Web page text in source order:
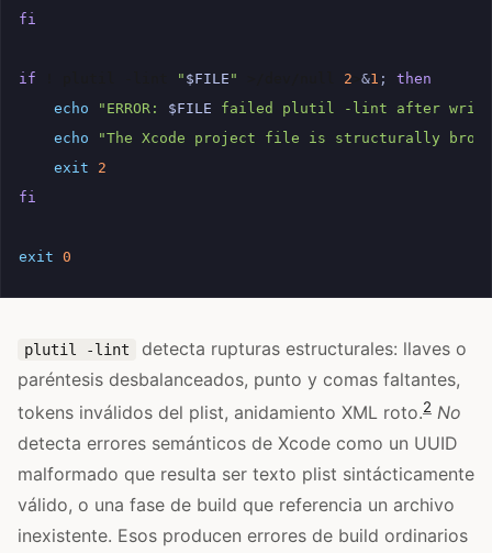
fi
if " $FILE " 2 &1 ;
then
echo
"ERROR: $FILE failed plutil -lint after
echo
"The Xcode project file is structurally
exit
2
fi
exit 0
plutil -lint
detecta rupturas estructurales: llaves o
paréntesis desbalanceados, punto y comas faltantes,
tokens inválidos del plist, anidamiento XML roto.2 No
detecta errores semánticos de Xcode como un UUID
malformado que resulta ser texto plist sintácticamente
válido, o una fase de build que referencia un archivo
inexistente. Esos producen errores de build ordinarios